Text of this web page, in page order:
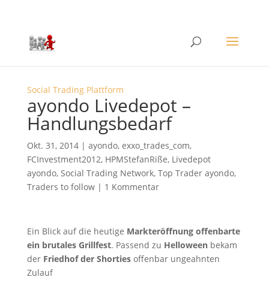
Social Trading Plattform
ayondo Livedepot –
Handlungsbedarf
Okt. 31, 2014| ayondo, exxo_trades_com,
FCInvestment2012, HPMStefanRiße, Livedepot
ayondo, Social Trading Network, Top Trader ayondo,
Traders to follow| 1 Kommentar
Ein Blick auf die heutige Markteröffnung offenbarte
ein brutales Grillfest. Passend zu Helloweenbekam
der Friedhof der Shortiesoffenbar ungeahnten
Zulauf